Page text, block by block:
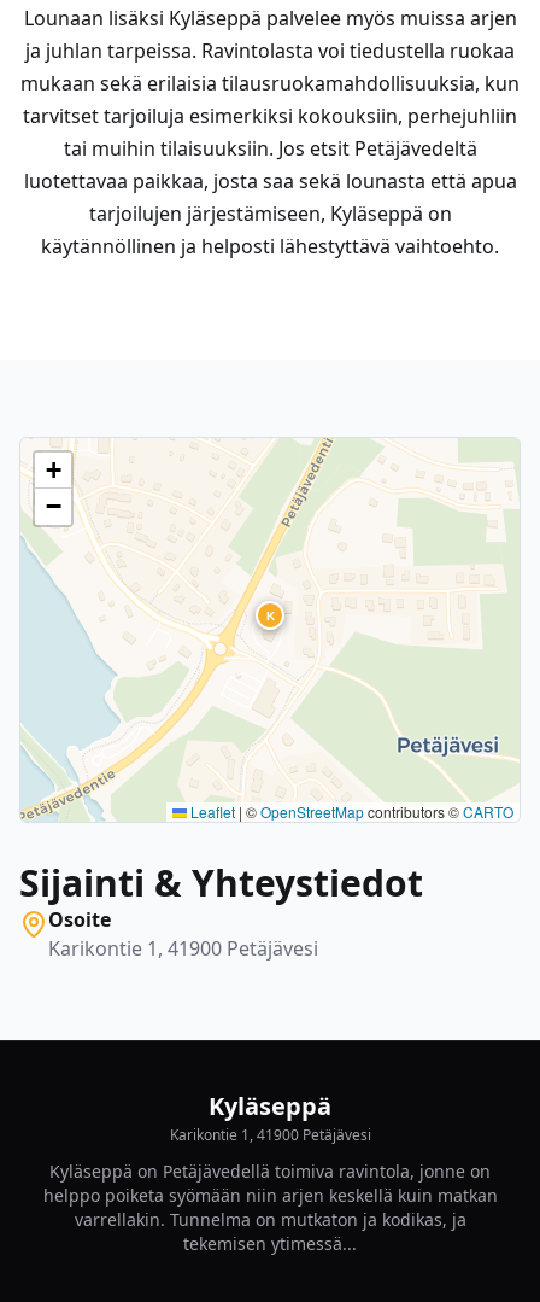
Lounaan lisäksi Kyläseppä palvelee myös muissa arjen
ja juhlan tarpeissa. Ravintolasta voi tiedustella ruokaa
mukaan sekä erilaisia tilausruokamahdollisuuksia, kun
tarvitset tarjoiluja esimerkiksi kokouksiin, perhejuhliin
tai muihin tilaisuuksiin. Jos etsit Petäjävedeltä
luotettavaa paikkaa, josta saa sekä lounasta että apua
tarjoilujen järjestämiseen, Kyläseppä on
käytännöllinen ja helposti lähestyttävä vaihtoehto.
K
+
−
Leaflet | ©OpenStreetMapcontributors ©CARTO
Sijainti & Yhteystiedot
Osoite
Karikontie 1, 41900 Petäjävesi
Kyläseppä
Karikontie 1, 41900 Petäjävesi
Kyläseppä on Petäjävedellä toimiva ravintola, jonne on
helppo poiketa syömään niin arjen keskellä kuin matkan
varrellakin. Tunnelma on mutkaton ja kodikas, ja
tekemisen ytimessä...